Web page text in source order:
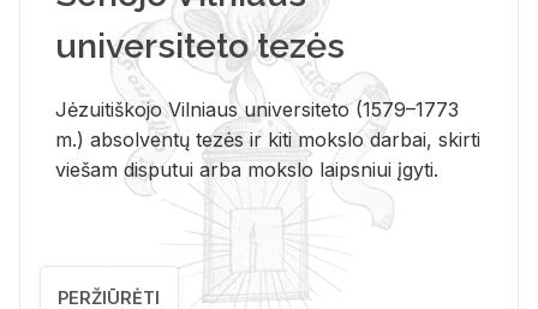
universiteto tezės
Jėzuitiškojo Vilniaus universiteto (1579–1773
m.) absolventų tezės ir kiti mokslo darbai, skirti
viešam disputui arba mokslo laipsniui įgyti.
PERŽIŪRĖTI